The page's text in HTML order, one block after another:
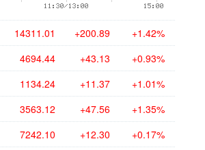
14311.01 +200.89 +1.42%
4694.44 +43.13 +0.93%
1134.24 +11.37 +1.01%
3563.12 +47.56 +1.35%
7242.10 +12.30 +0.17%